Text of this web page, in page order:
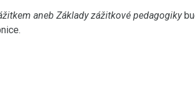
aneb Základy zážitkové pedagogiky